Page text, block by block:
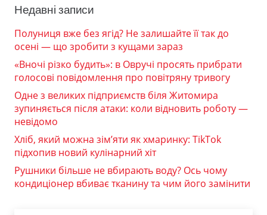
Недавні записи
Полуниця вже без ягід? Не залишайте її так до
осені — що зробити з кущами зараз
«Вночі різко будить»: в Овручі просять прибрати
голосові повідомлення про повітряну тривогу
Одне з великих підприємств біля Житомира
зупиняється після атаки: коли відновить роботу —
невідомо
Хліб, який можна зім’яти як хмаринку: TikTok
підхопив новий кулінарний хіт
Рушники більше не вбирають воду? Ось чому
кондиціонер вбиває тканину та чим його замінити